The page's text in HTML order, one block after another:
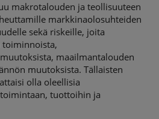
makrotalouden ja teollisuuteen
markkinaolosuhteiden
sekä riskeille, joita
toiminnoista,
maailmantalouden
muutoksista. Tällaisten
olla oleellisia
tuottoihin ja